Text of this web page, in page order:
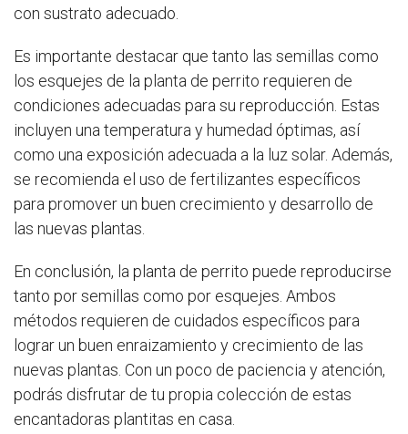
con sustrato adecuado.
Es importante destacar que tanto las semillas como
los esquejes de la planta de perrito requieren de
condiciones adecuadas para su reproducción. Estas
incluyen una temperatura y humedad óptimas, así
como una exposición adecuada a la luz solar. Además,
se recomienda el uso de fertilizantes específicos
para promover un buen crecimiento y desarrollo de
las nuevas plantas.
En conclusión, la planta de perrito puede reproducirse
tanto por semillas como por esquejes. Ambos
métodos requieren de cuidados específicos para
lograr un buen enraizamiento y crecimiento de las
nuevas plantas. Con un poco de paciencia y atención,
podrás disfrutar de tu propia colección de estas
encantadoras plantitas en casa.